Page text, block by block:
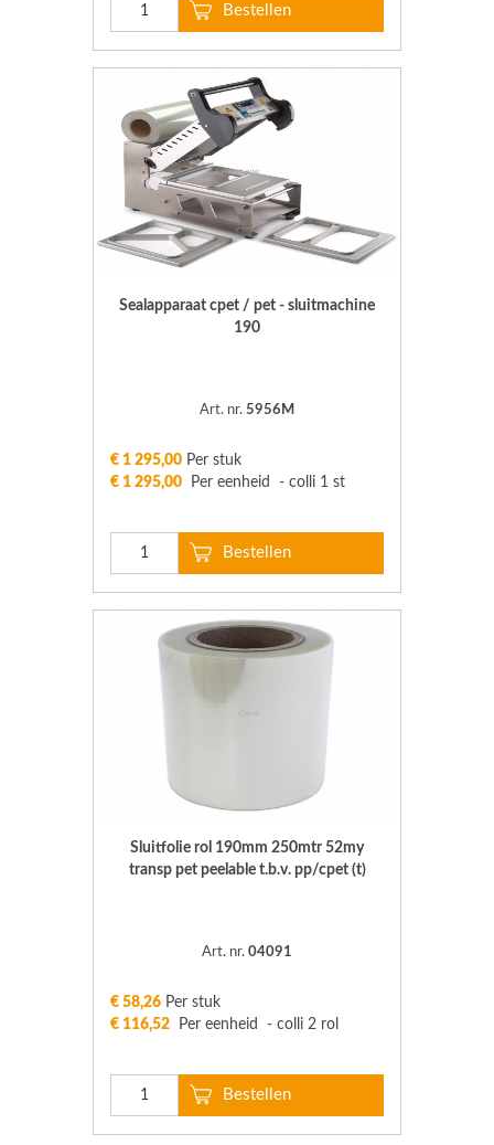
Sealapparaat cpet / pet - sluitmachine
190
Art. nr. 5956M
€ 1 295,00 Per stuk
€ 1 295,00 Per eenheid - colli 1 st
Sluitfolie rol 190mm 250mtr 52my
transp pet peelable t.b.v. pp/cpet (t)
Art. nr. 04091
€ 58,26 Per stuk
€ 116,52 Per eenheid - colli 2 rol